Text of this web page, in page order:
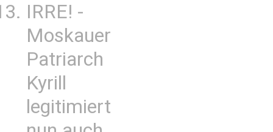
IRRE! -
Moskauer
Patriarch
Kyrill
legitimiert